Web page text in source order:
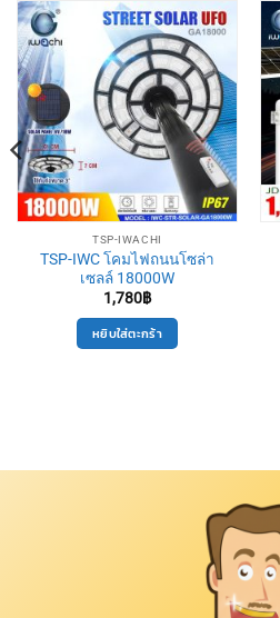
TSP-IWACHI
TSP-IWC โคมไฟถนนโซล่า
เซลล์ 18000W
1,780฿
หยิบใส่ตะกร้า